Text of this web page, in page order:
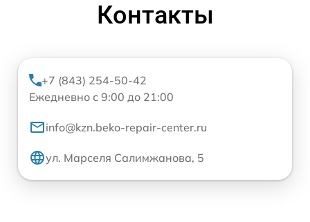
Контакты
+7 (843) 254-50-42
Ежедневно с 9:00 до 21:00
info@kzn.beko-repair-center.ru
ул. Марселя Салимжанова, 5